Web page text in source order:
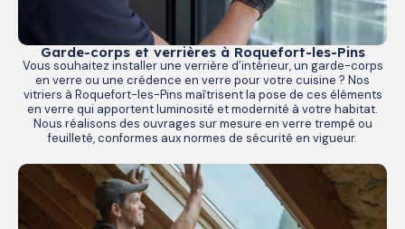
Garde-corps et verrières à Roquefort-les-Pins
Vous souhaitez installer une verrière d’intérieur, un garde-corps
en verre ou une crédence en verre pour votre cuisine ? Nos
vitriers à Roquefort-les-Pins maîtrisent la pose de ces éléments
en verre qui apportent luminosité et modernité à votre habitat.
Nous réalisons des ouvrages sur mesure en verre trempé ou
feuilleté, conformes aux normes de sécurité en vigueur.